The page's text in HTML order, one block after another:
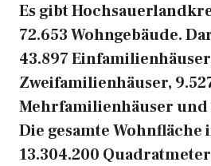
Es gibt
72.653 Wohngebäude.
43.897
Zweifamilienhäuser,
Mehrfamilienhäuser und
Die gesamte Wohnfläche
13.304.200